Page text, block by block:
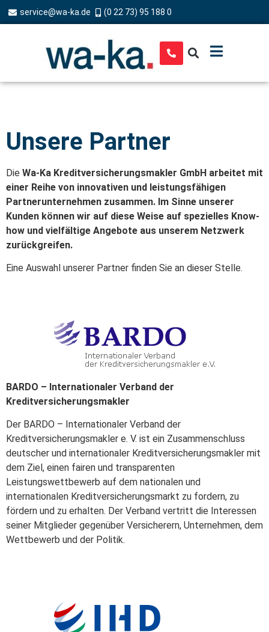
service@wa-ka.de (0 22 73) 95 188 0
Unsere Partner
Die Wa-Ka Kreditversicherungsmakler GmbH arbeitet mit
einer Reihe von innovativen und leistungsfähigen
Partnerunternehmen zusammen. Im Sinne unserer
Kunden können wir auf diese Weise auf spezielles Know-
how und vielfältige Angebote aus unserem Netzwerk
zurückgreifen.
Eine Auswahl unserer Partner finden Sie an dieser Stelle.
BARDO – Internationaler Verband der
Kreditversicherungsmakler
Der BARDO – Internationaler Verband der
Kreditversicherungsmakler e. V. ist ein Zusammenschluss
deutscher und internationaler Kreditversicherungsmakler mit
dem Ziel, einen fairen und transparenten
Leistungswettbewerb auf dem nationalen und
internationalen Kreditversicherungsmarkt zu fordern, zu
fördern und zu erhalten. Der Verband vertritt die Interessen
seiner Mitglieder gegenüber Versicherern, Unternehmen, dem
Wettbewerb und der Politik.